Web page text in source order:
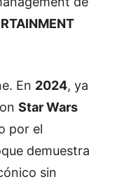
En 2024, ya
StarWars
por el
demuestra
sin